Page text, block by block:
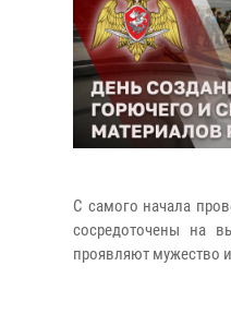
С самого начала
сосредоточены на
проявляют мужество